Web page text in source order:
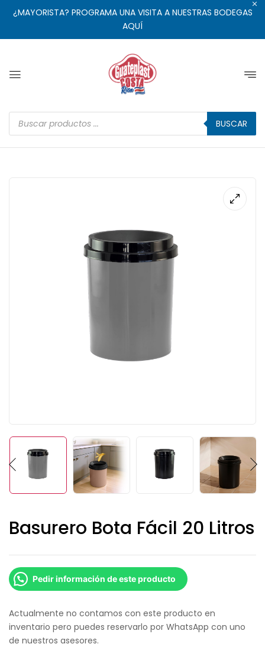
¿MAYORISTA? PROGRAMA UNA VISITA A NUESTRAS BODEGAS
AQUÍ
BUSCAR
Basurero Bota Fácil 20 Litros
Pedir información de este producto
Actualmente no contamos con este producto en
inventario pero puedes reservarlo por WhatsApp con uno
de nuestros asesores.